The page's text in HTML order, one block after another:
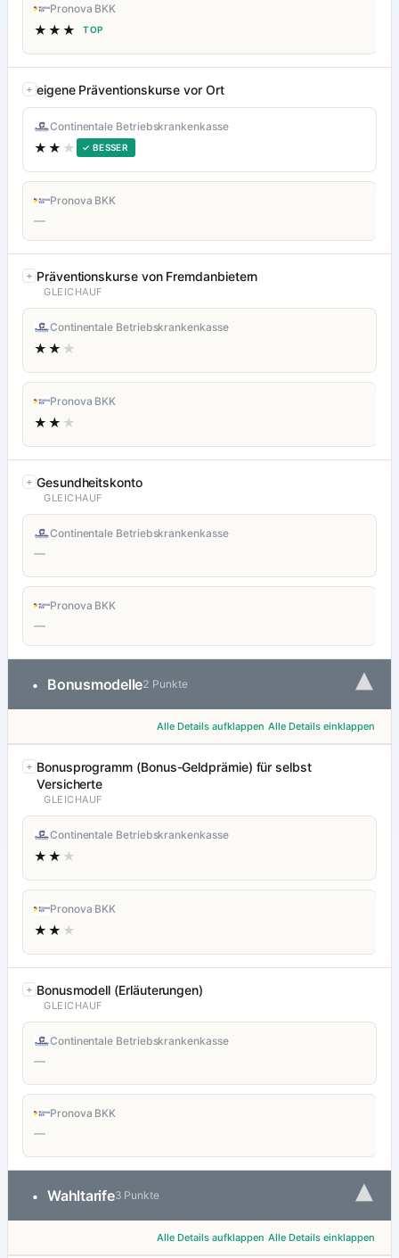
Pronova BKK
★★★ TOP
eigene Präventionskurse vor Ort
Continentale Betriebskrankenkasse
★★ ★ ✓ BESSER
Pronova BKK
—
Präventionskurse von Fremdanbietern
GLEICHAUF
Continentale Betriebskrankenkasse
★★ ★
Pronova BKK
★★ ★
Gesundheitskonto
GLEICHAUF
Continentale Betriebskrankenkasse
—
Pronova BKK
—
• Bonusmodelle2 Punkte ▾
Alle Details aufklappen Alle Details einklappen
Bonusprogramm (Bonus-Geldprämie) für selbst
Versicherte
GLEICHAUF
Continentale Betriebskrankenkasse
★★ ★
Pronova BKK
★★ ★
Bonusmodell (Erläuterungen)
GLEICHAUF
Continentale Betriebskrankenkasse
—
Pronova BKK
—
• Wahltarife3 Punkte ▾
Alle Details aufklappen Alle Details einklappen